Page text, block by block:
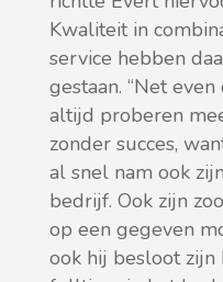
Kwaliteit in
service hebben
gestaan. “Net
altijd proberen
zonder succes,
al snel nam ook
bedrijf. Ook zijn
op een gegeven
ook hij besloot zijn